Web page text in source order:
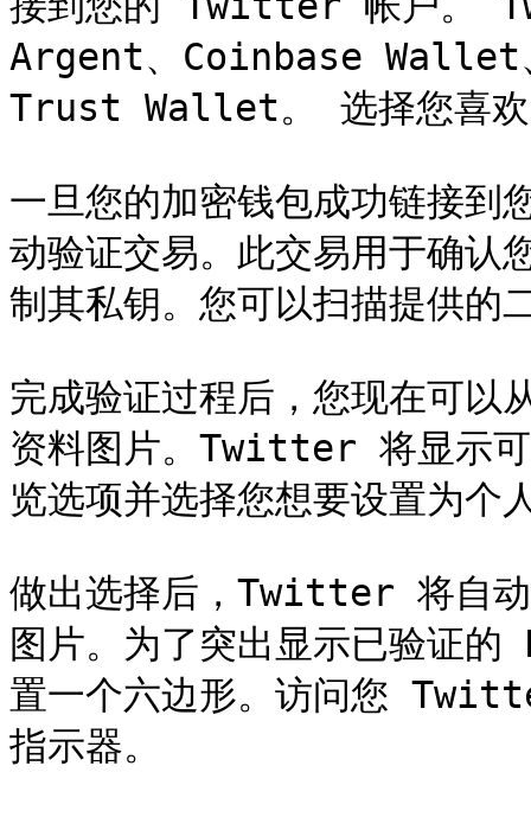
Argent、Coinbase Wallet
Trust Wallet。 选择您喜欢
一旦您的加密钱包成功链
动验证交易。此交易用于确认
制其私钥。您可以扫描提供的
完成验证过程后，您现在可
资料图片。Twitter 将显示可
览选项并选择您想要设置为个
做出选择后，Twitter 将自动
图片。为了突出显示已验证
置一个六边形。访问您
指示器。